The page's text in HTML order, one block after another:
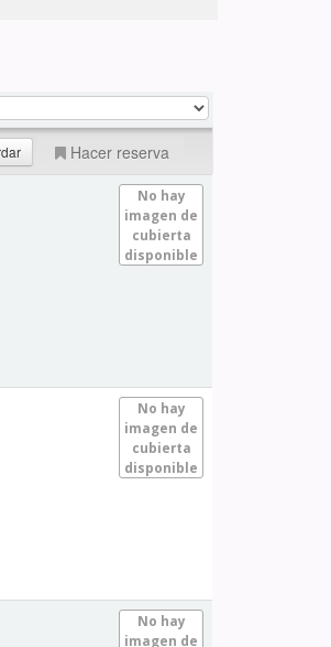
Hacer reserva
No hay
imagen de
cubierta
disponible
No hay
imagen de
cubierta
disponible
No hay
imagen de